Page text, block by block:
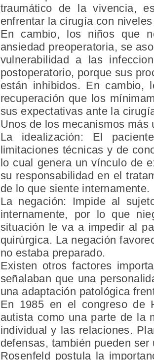
traumático de la vivencia,
enfrentar la cirugía con
En cambio, los niños que
ansiedad preoperatoria, se
vulnerabilidad a las
postoperatorio, porque sus
están inhibidos. En cambio,
recuperación que los
sus expectativas ante la
Unos de los mecanismos
La idealización: El
limitaciones técnicas y de
lo cual genera un vínculo de
su responsabilidad en el
de lo que siente internamente.
La negación: Impide al
internamente, por lo que
situación le va a impedir al
quirúrgica. La negación
no estaba preparado.
Existen otros factores
señalaban que una
una adaptación patológica
En 1985 en el congreso de
autista como una parte de la
individual y las relaciones.
defensas, también pueden
Rosenfeld postula la